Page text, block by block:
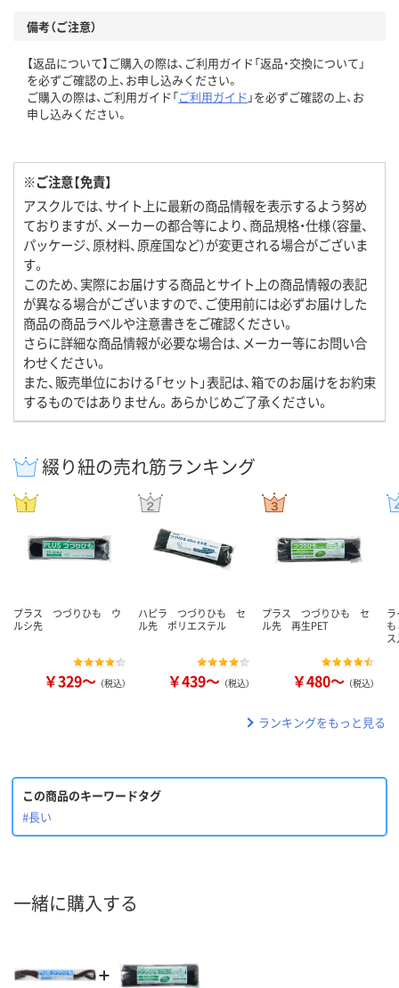
備考（ご注意）
【返品について】ご購入の際は、ご利用ガイド「返品・交換について」
を必ずご確認の上、お申し込みください。
ご購入の際は、ご利用ガイド「ご利用ガイド 」を必ずご確認の上、お
申し込みください。
※ご注意【免責】
アスクルでは、サイト上に最新の商品情報を表示するよう努め
ておりますが、メーカーの都合等により、商品規格・仕様（容量、
パッケージ、原材料、原産国など）が変更される場合がございま
す。
このため、実際にお届けする商品とサイト上の商品情報の表記
が異なる場合がございますので、ご使用前には必ずお届けした
商品の商品ラベルや注意書きをご確認ください。
さらに詳細な商品情報が必要な場合は、メーカー等にお問い合
わせください。
また、販売単位における「セット」表記は、箱でのお届けをお約束
するものではありません。あらかじめご了承ください。
綴り紐の売れ筋ランキング
プラス つづりひも ウ
ルシ先
￥329～ （税込）
ハピラ つづりひも セ
ル先 ポリエステル
￥439～ （税込）
プラス つづりひも セ
ル先 再生PET
￥480～ （税込）
ランキングをもっと見る
この商品のキーワードタグ
#長い
一緒に購入する